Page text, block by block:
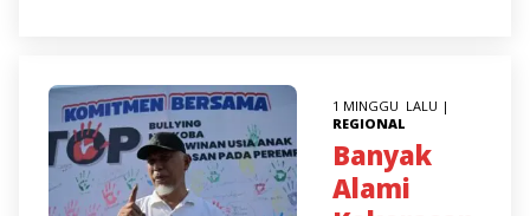
1 MINGGU LALU |
REGIONAL
Banyak
Alami